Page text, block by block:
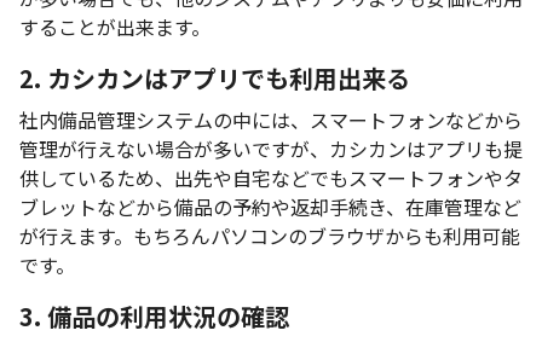
することが出来ます。
2. カシカンはアプリでも利用出来る
社内備品管理システムの中には、スマートフォンなどから
管理が行えない場合が多いですが、カシカンはアプリも提
供しているため、出先や自宅などでもスマートフォンやタ
ブレットなどから備品の予約や返却手続き、在庫管理など
が行えます。もちろんパソコンのブラウザからも利用可能
です。
3. 備品の利用状況の確認